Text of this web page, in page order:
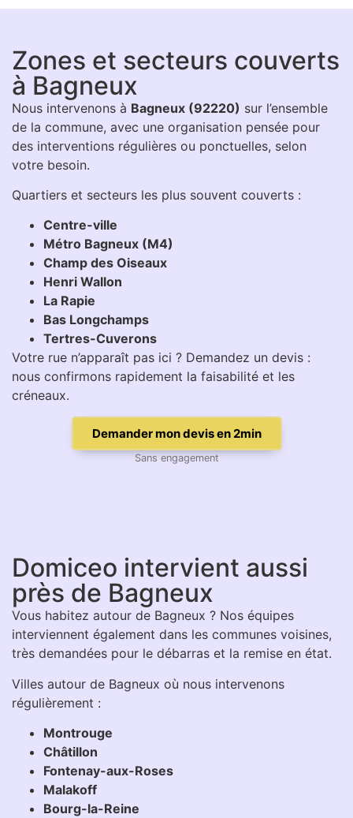
Zones et secteurs couverts
à Bagneux
Nous intervenons à Bagneux (92220) sur l’ensemble
de la commune, avec une organisation pensée pour
des interventions régulières ou ponctuelles, selon
votre besoin.
Quartiers et secteurs les plus souvent couverts :
Centre-ville
Métro Bagneux (M4)
Champ des Oiseaux
Henri Wallon
La Rapie
Bas Longchamps
Tertres-Cuverons
Votre rue n’apparaît pas ici ? Demandez un devis :
nous confirmons rapidement la faisabilité et les
créneaux.
Demander mon devis en 2min
Sans engagement
Domiceo intervient aussi
près de Bagneux
Vous habitez autour de Bagneux ? Nos équipes
interviennent également dans les communes voisines,
très demandées pour le débarras et la remise en état.
Villes autour de Bagneux où nous intervenons
régulièrement :
Montrouge
Châtillon
Fontenay-aux-Roses
Malakoff
Bourg-la-Reine